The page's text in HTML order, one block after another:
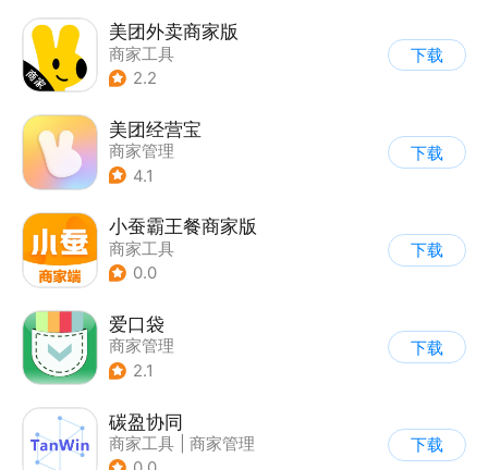
美团外卖商家版
商家工具
2.2
下载
美团经营宝
商家管理
4.1
下载
小蚕霸王餐商家版
商家工具
0.0
下载
爱口袋
商家管理
2.1
下载
碳盈协同
商家工具
商家管理
下载